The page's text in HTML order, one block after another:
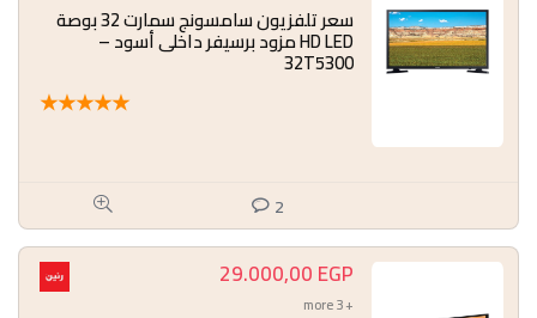
سعر تلفزيون سامسونج سمارت 32 بوصة
HD LED مزود برسيفر داخلى أسود –
32T5300
★
★
★
★
★
2
29.000,00EGP
+ 3 more